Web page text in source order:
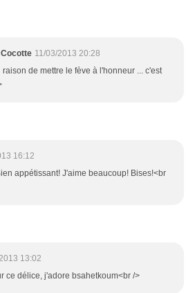
11/03/2013 20:28
raison de mettre le fève à l'honneur ... c'est
16:12
appétissant! J'aime beaucoup! Bises!<br
13:02
ce délice, j'adore bsahetkoum<br />